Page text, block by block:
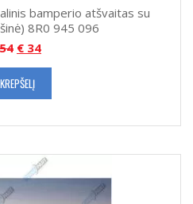
bamperio atšvaitas su
8R0 945 096
€ 34